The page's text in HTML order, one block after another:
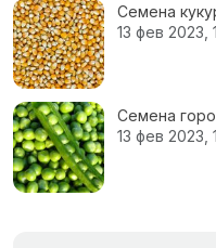
Семена
13 фев 2023,
Семена
13 фев 2023,